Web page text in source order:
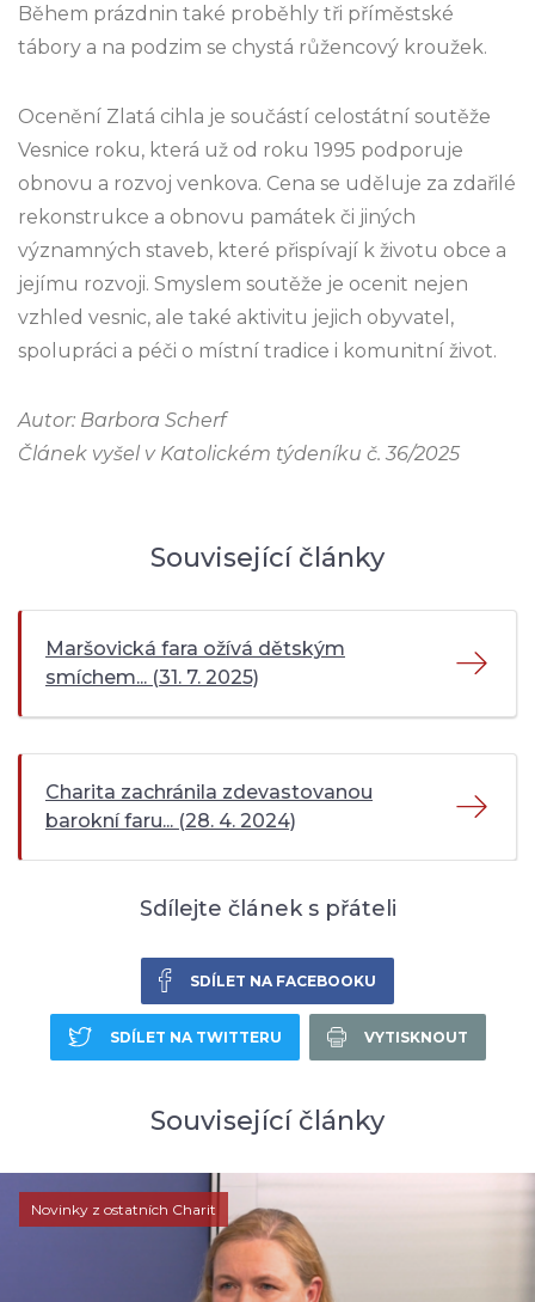
Během prázdnin také proběhly tři příměstské
tábory a na podzim se chystá růžencový kroužek.
Ocenění Zlatá cihla je součástí celostátní soutěže
Vesnice roku, která už od roku 1995 podporuje
obnovu a rozvoj venkova. Cena se uděluje za zdařilé
rekonstrukce a obnovu památek či jiných
významných staveb, které přispívají k životu obce a
jejímu rozvoji. Smyslem soutěže je ocenit nejen
vzhled vesnic, ale také aktivitu jejich obyvatel,
spolupráci a péči o místní tradice i komunitní život.
Autor: Barbora Scherf
Článek vyšel v Katolickém týdeníku č. 36/2025
Související články
Maršovická fara ožívá dětským
smíchem... (31. 7. 2025)
Charita zachránila zdevastovanou
barokní faru... (28. 4. 2024)
Sdílejte článek s přáteli
SDÍLET NA FACEBOOKU
SDÍLET NA TWITTERU VYTISKNOUT
Související články
Novinky z ostatních Charit